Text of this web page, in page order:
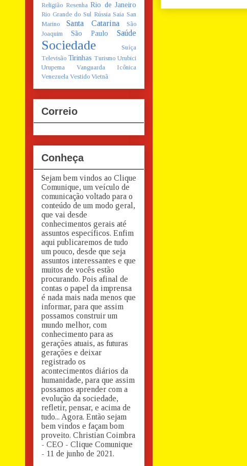
Religião Resenha Rio de Janeiro
Rio Grande do Sul Rússia Saia San
Marino
Santa Catarina
São
Joaquim
São Paulo Saúde
Sociedade
Suíça
Televisão Tirinhas Turismo Urubici
Urupema
Vanguarda Icônica
Venezuela Vestido Vietnã
Correio
Conheça
Sejam bem vindos ao Clique
Comunique, um veículo de
comunicação voltado para o
conteúdo de um modo geral,
que vai desde
conhecimentos gerais até
assuntos específicos. Enfim
aqui publicaremos de tudo
um pouco, desde que seja
assuntos interessantes e que
muitos de vocês estão
procurando. Pois afinal de
contas o papel da imprensa
é nada mais nada menos que
informar, para que assim
possamos construir um
mundo melhor, com
conhecimento para as
gerações atuais, as futuras
gerações e deixar
registrado os
acontecimentos diários da
humanidade, para que assim
possamos aprender com a
evolução da sociedade,
refletir, pensar, e acima de
tudo... Agora. Então sejam
bem vindos e façam bom
proveito. Christian Coimbra
- CEO - Clique Comunique
- 11 de junho de 2021.